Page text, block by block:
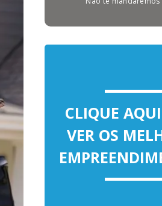
CLIQUE
VER OS